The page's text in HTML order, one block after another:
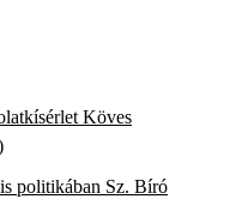
Köves
politikában Sz. Bíró